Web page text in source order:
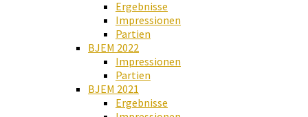
Ergebnisse
Impressionen
Partien
BJEM 2022
Impressionen
Partien
BJEM 2021
Ergebnisse